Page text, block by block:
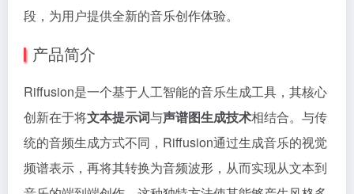
段，为用户提供全新的音乐创作体验。
产品简介
Riffusion是一个基于人工智能的音乐生成工具，其核心
创新在于将文本提示词与声谱图生成技术相结合。与传
统的音频生成方式不同，Riffusion通过生成音乐的视觉
频谱表示，再将其转换为音频波形，从而实现从文本到